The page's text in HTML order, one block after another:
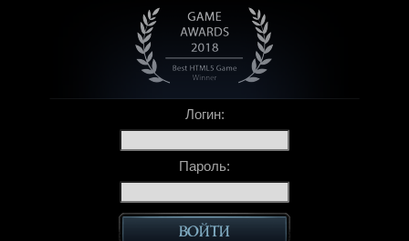
Логин:
Пароль: